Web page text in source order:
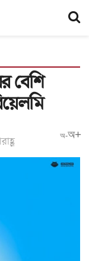
বেশি
অ-অ+